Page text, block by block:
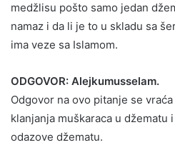
medžlisu pošto samo jedan
namaz i da li je to u skladu sa
ima veze sa Islamom.
ODGOVOR: Alejkumusselam.
Odgovor na ovo pitanje se
klanjanja muškaraca u džematu
odazove džematu.